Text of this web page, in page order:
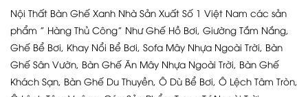
Nội Thất Bàn Ghế Xanh Nhà Sản Xuất Số 1 Việt Nam các sản
phẩm ” Hàng Thủ Công” Như Ghế Hồ Bơi, Giường Tắm Nắng,
Ghế Bể Bơi, Khay Nổi Bể Bơi, Sofa Mây Nhựa Ngoài Trời, Bàn
Ghế Sân Vườn, Bàn Ghế Ăn Mây Nhựa Ngoài Trời, Bàn Ghế
Khách Sạn, Bàn Ghế Du Thuyền, Ô Dù Bể Bơi, Ô Lệch Tâm Tròn,